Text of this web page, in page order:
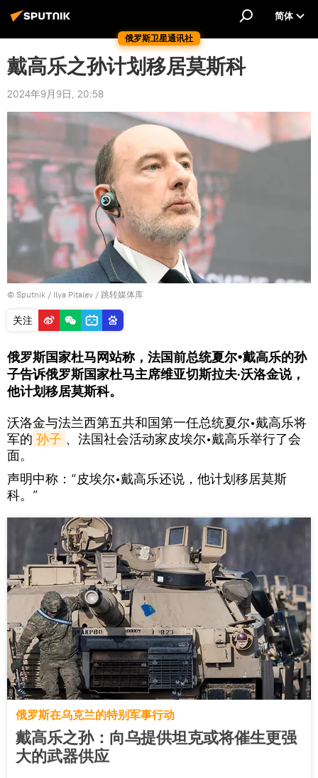
俄罗斯卫星通讯社
简体
戴高乐之孙计划移居莫斯科
2024年9月9日, 20:58
© Sputnik / Ilya Pitalev / 跳转媒体库
关注
俄罗斯国家杜马网站称，法国前总统夏尔•戴高乐的孙
子告诉俄罗斯国家杜马主席维亚切斯拉夫·沃洛金说，
他计划移居莫斯科。
沃洛金与法兰西第五共和国第一任总统夏尔•戴高乐将
军的 孙子 、法国社会活动家皮埃尔•戴高乐举行了会
面。
声明中称：“皮埃尔•戴高乐还说，他计划移居莫斯
科。”
俄罗斯在乌克兰的特别军事行动
戴高乐之孙：向乌提供坦克或将催生更强
大的武器供应